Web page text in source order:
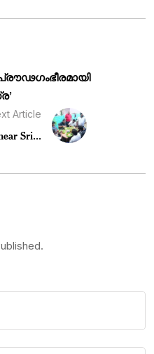
Article
Sri...